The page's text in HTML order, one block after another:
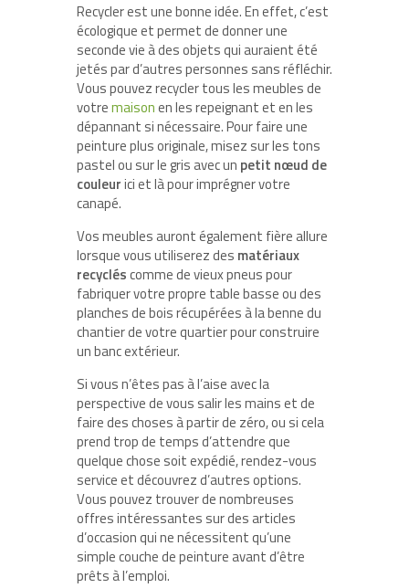
Recycler est une bonne idée. En effet, c’est
écologique et permet de donner une
seconde vie à des objets qui auraient été
jetés par d’autres personnes sans réfléchir.
Vous pouvez recycler tous les meubles de
votremaisonen les repeignant et en les
dépannant si nécessaire. Pour faire une
peinture plus originale, misez sur les tons
pastel ou sur le gris avec un petit nœud de
couleurici et là pour imprégner votre
canapé.
Vos meubles auront également fière allure
lorsque vous utiliserez des matériaux
recycléscomme de vieux pneus pour
fabriquer votre propre table basse ou des
planches de bois récupérées à la benne du
chantier de votre quartier pour construire
un banc extérieur.
Si vous n’êtes pas à l’aise avec la
perspective de vous salir les mains et de
faire des choses à partir de zéro, ou si cela
prend trop de temps d’attendre que
quelque chose soit expédié, rendez-vous
service et découvrez d’autres options.
Vous pouvez trouver de nombreuses
offres intéressantes sur des articles
d’occasion qui ne nécessitent qu’une
simple couche de peinture avant d’être
prêts à l’emploi.